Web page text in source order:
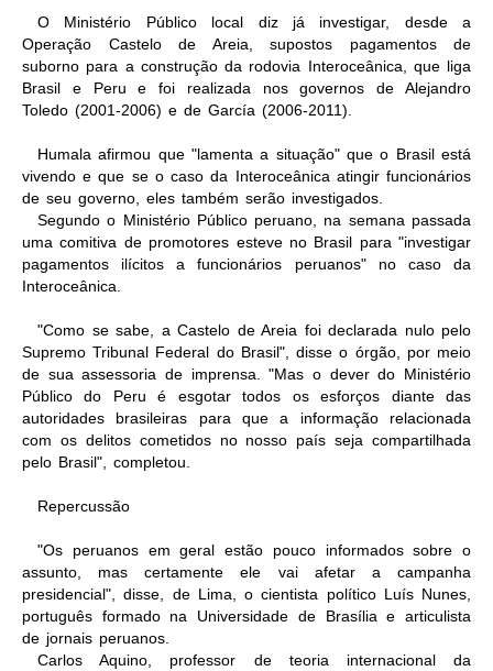
O Ministério Público local diz já investigar, desde a
Operação Castelo de Areia, supostos pagamentos de
suborno para a construção da rodovia Interoceânica, que liga
Brasil e Peru e foi realizada nos governos de Alejandro
Toledo (2001-2006) e de García (2006-2011).
Humala afirmou que "lamenta a situação" que o Brasil está
vivendo e que se o caso da Interoceânica atingir funcionários
de seu governo, eles também serão investigados.
Segundo o Ministério Público peruano, na semana passada
uma comitiva de promotores esteve no Brasil para "investigar
pagamentos ilícitos a funcionários peruanos" no caso da
Interoceânica.
"Como se sabe, a Castelo de Areia foi declarada nulo pelo
Supremo Tribunal Federal do Brasil", disse o órgão, por meio
de sua assessoria de imprensa. "Mas o dever do Ministério
Público do Peru é esgotar todos os esforços diante das
autoridades brasileiras para que a informação relacionada
com os delitos cometidos no nosso país seja compartilhada
pelo Brasil", completou.
Repercussão
"Os peruanos em geral estão pouco informados sobre o
assunto, mas certamente ele vai afetar a campanha
presidencial", disse, de Lima, o cientista político Luís Nunes,
português formado na Universidade de Brasília e articulista
de jornais peruanos.
Carlos Aquino, professor de teoria internacional da